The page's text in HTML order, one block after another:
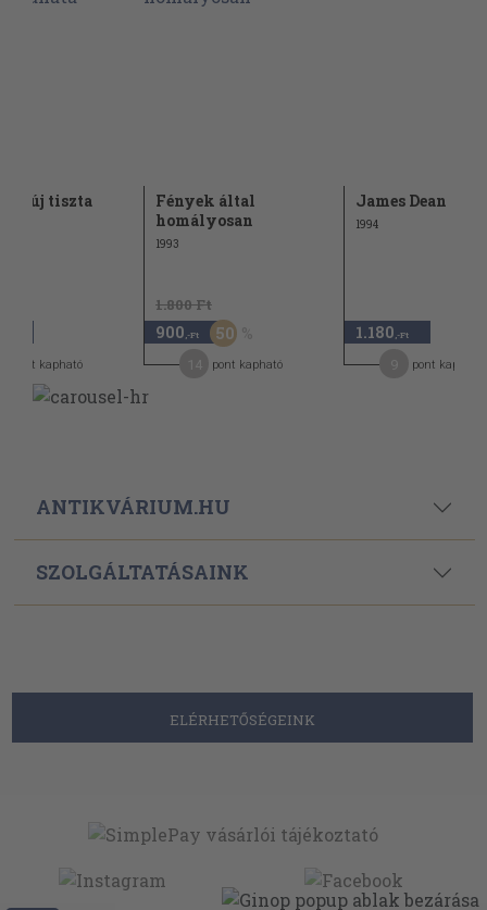
új tiszta
pont kapható
Fények által
homályosan
1993
1.800 Ft
900 ,-Ft 50
pont kapható
James Dean
1994
1.180 ,-Ft
pont kapható
ANTIKVÁRIUM.HU
SZOLGÁLTATÁSAINK
ELÉRHETŐSÉGEINK